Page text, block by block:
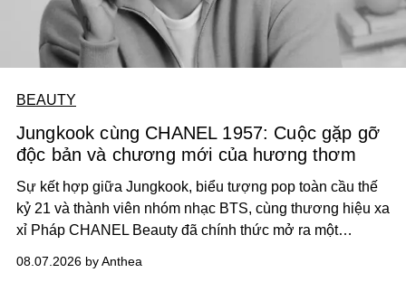
BEAUTY
Jungkook cùng CHANEL 1957: Cuộc gặp gỡ
độc bản và chương mới của hương thơm
Sự kết hợp giữa Jungkook, biểu tượng pop toàn cầu thế
kỷ 21 và thành viên nhóm nhạc BTS, cùng thương hiệu xa
xỉ Pháp CHANEL Beauty đã chính thức mở ra một
hoa cao cấp 1957.
08.07.2026 by Anthea